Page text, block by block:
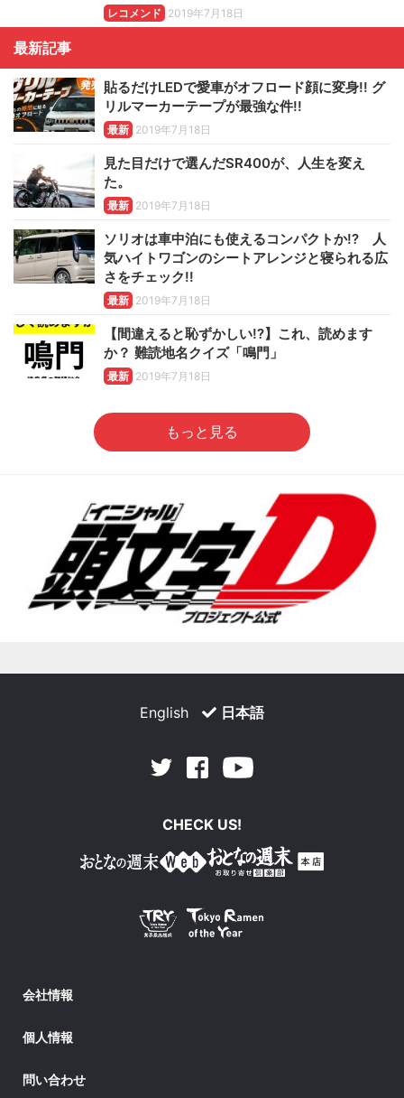
レコメンド 2019年7月18日
最新記事
貼るだけLEDで愛車がオフロード顔に変身!! グ
リルマーカーテープが最強な件!!
最新 2019年7月18日
見た目だけで選んだSR400が、人生を変え
た。
最新 2019年7月18日
ソリオは車中泊にも使えるコンパクトか!? 人
気ハイトワゴンのシートアレンジと寝られる広
さをチェック!!
最新 2019年7月18日
【間違えると恥ずかしい!?】これ、読めます
か？ 難読地名クイズ「鳴門」
最新 2019年7月18日
もっと見る
English 日本語
Twitter Facebook
CHECK US!
会社情報
個人情報
問い合わせ